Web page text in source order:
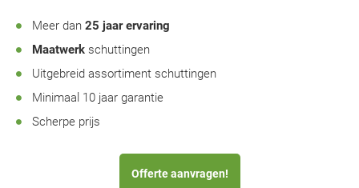
Meer dan 25 jaar ervaring
Maatwerk schuttingen
Uitgebreid assortiment schuttingen
Minimaal 10 jaar garantie
Scherpe prijs
Offerte aanvragen!